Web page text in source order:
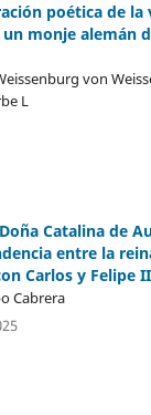
poética de la
monje alemán
von
L
Catalina de
entre la
Carlos y Felipe II
Cabrera